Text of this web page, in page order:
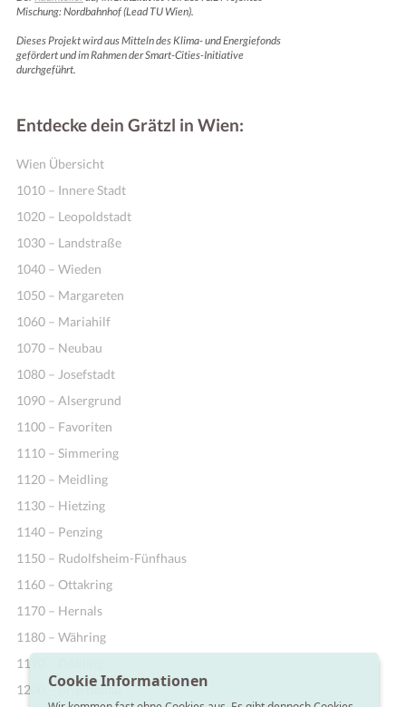
Mischung: Nordbahnhof (Lead TU Wien).
Dieses Projekt wird aus Mitteln des Klima- und Energiefonds
gefördert und im Rahmen der Smart-Cities-Initiative
durchgeführt.
Entdecke dein Grätzl in Wien:
Wien Übersicht
1010 – Innere Stadt
1020 – Leopoldstadt
1030 – Landstraße
1040 – Wieden
1050 – Margareten
1060 – Mariahilf
1070 – Neubau
1080 – Josefstadt
1090 – Alsergrund
1100 – Favoriten
1110 – Simmering
1120 – Meidling
1130 – Hietzing
1140 – Penzing
1150 – Rudolfsheim-Fünfhaus
1160 – Ottakring
1170 – Hernals
1180 – Währing
1190 – Döbling
1200 – Brigittenau
Cookie Informationen